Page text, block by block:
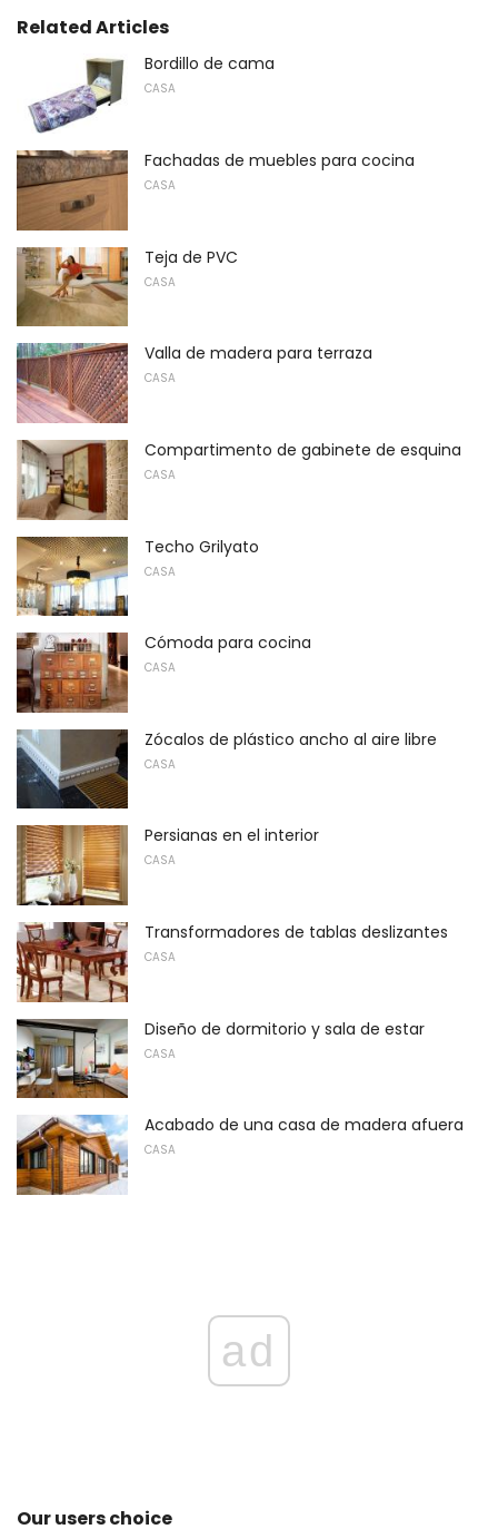
Related Articles
Bordillo de cama
CASA
Fachadas de muebles para cocina
CASA
Teja de PVC
CASA
Valla de madera para terraza
CASA
Compartimento de gabinete de esquina
CASA
Techo Grilyato
CASA
Cómoda para cocina
CASA
Zócalos de plástico ancho al aire libre
CASA
Persianas en el interior
CASA
Transformadores de tablas deslizantes
CASA
Diseño de dormitorio y sala de estar
CASA
Acabado de una casa de madera afuera
CASA
ad
Our users choice